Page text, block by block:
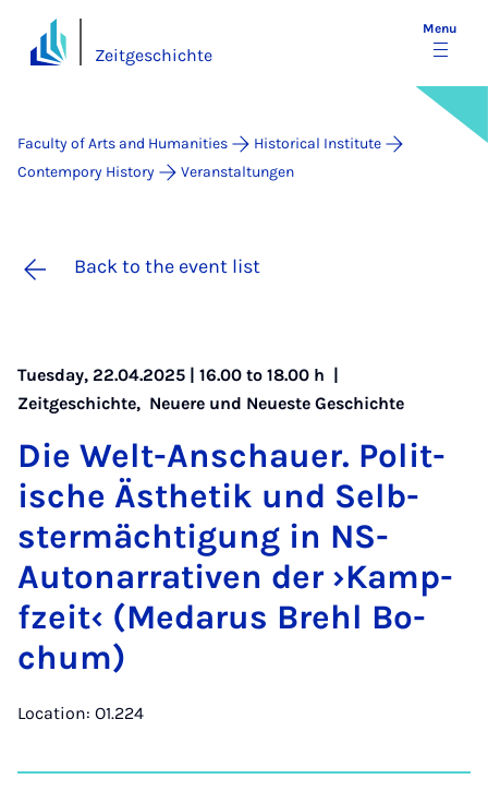
Zeitgeschichte
Menu
Faculty of Arts and Humanities
Historical Institute
Contempory History
Veranstaltungen
Back to the event list
Tuesday, 22.04.2025 | 16.00 to 18.00 h |
Zeitgeschichte, Neuere und Neueste Geschichte
Die Welt-An­schauer. Polit­
ische Äs­thet­ik und Selb­
ster­mäch­ti­gung in NS-
Autonar­rat­iven der ›Kamp­
fzeit‹ (Medarus Brehl Bo­
chum)
Location: O1.224